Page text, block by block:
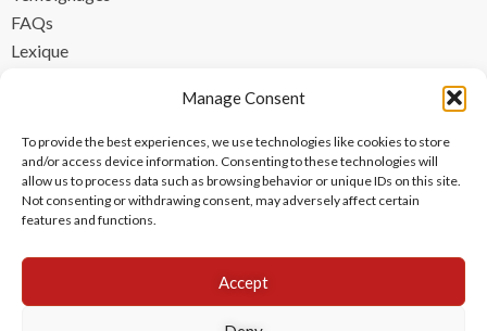
Manage Consent
To provide the best experiences, we use technologies like cookies to store
and/or access device information. Consenting to these technologies will
allow us to process data such as browsing behavior or unique IDs on this site.
Not consenting or withdrawing consent, may adversely affect certain
features and functions.
Accept
FAQs
Lexique
FR +33 (0) 1 84 17 45 32
UK +44 (0) 203 445 0535